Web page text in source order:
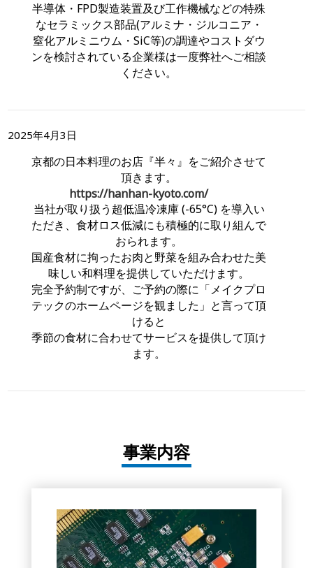
半導体・FPD製造装置及び工作機械などの特殊
なセラミックス部品(アルミナ・ジルコニア・
窒化アルミニウム・SiC等)の調達やコストダウ
ンを検討されている企業様は一度弊社へご相談
ください。
2025年4月3日
京都の日本料理のお店『半々』をご紹介させて
頂きます。
https://hanhan-kyoto.com/
当社が取り扱う超低温冷凍庫 (-65°C) を導入い
ただき、食材ロス低減にも積極的に取り組んで
おられます。
国産食材に拘ったお肉と野菜を組み合わせた美
味しい和料理を提供していただけます。
完全予約制ですが、ご予約の際に「メイクプロ
テックのホームページを観ました」と言って頂
けると
季節の食材に合わせてサービスを提供して頂け
ます。
事業内容